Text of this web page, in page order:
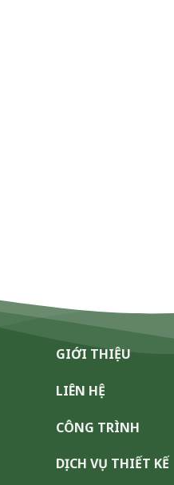
GIỚI THIỆU
LIÊN HỆ
CÔNG TRÌNH
DỊCH VỤ THIẾT KẾ